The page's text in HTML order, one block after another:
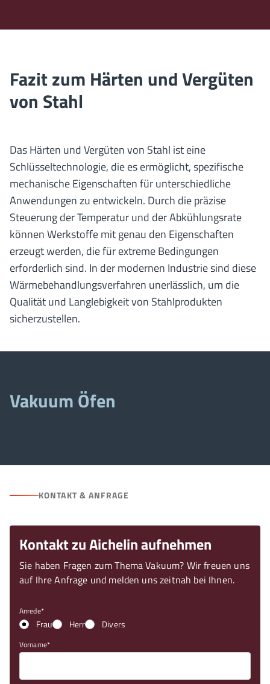
Fazit zum Härten und Vergüten
von Stahl
Das Härten und Vergüten von Stahl ist eine
Schlüsseltechnologie, die es ermöglicht, spezifische
mechanische Eigenschaften für unterschiedliche
Anwendungen zu entwickeln. Durch die präzise
Steuerung der Temperatur und der Abkühlungsrate
können Werkstoffe mit genau den Eigenschaften
erzeugt werden, die für extreme Bedingungen
erforderlich sind. In der modernen Industrie sind diese
Wärmebehandlungsverfahren unerlässlich, um die
Qualität und Langlebigkeit von Stahlprodukten
sicherzustellen.
Vakuum Öfen
KONTAKT & ANFRAGE
Kontakt zu Aichelin aufnehmen
Sie haben Fragen zum Thema Vakuum? Wir freuen uns
auf Ihre Anfrage und melden uns zeitnah bei Ihnen.
Anrede
Frau Herr Divers
Vorname